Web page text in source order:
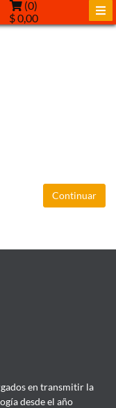
(0)
$ 0,00
Continuar
en transmitir la
desde el año